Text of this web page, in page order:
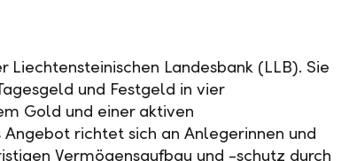
Landesbank (LLB). Sie
und Festgeld in vier
Gold und einer aktiven
richtet sich an Anlegerinnen und
Vermögensaufbau und -schutz durch